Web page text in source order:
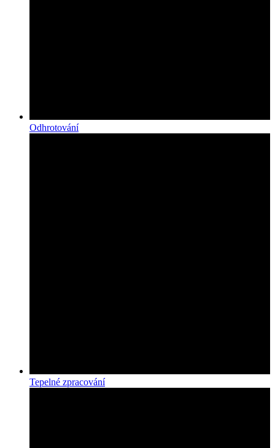
Odhrotování
Tepelné zpracování